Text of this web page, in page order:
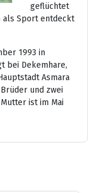
geflüchtet
als Sport entdeckt
1993 in
bei Dekemhare,
Asmara
und zwei
ist im Mai